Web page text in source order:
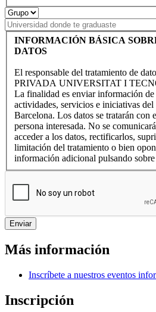
INFORMACIÓN BÁSICA
DATOS
El responsable del tratamiento de
PRIVADA UNIVERSITAT I
La finalidad es enviar información
actividades, servicios e iniciativas
Barcelona. Los datos se tratarán con
persona interesada. No se
acceder a los datos, rectificarlos,
limitación del tratamiento o bien
información adicional pulsando sobre
Más información
Inscríbete a nuestros eventos
Inscripción